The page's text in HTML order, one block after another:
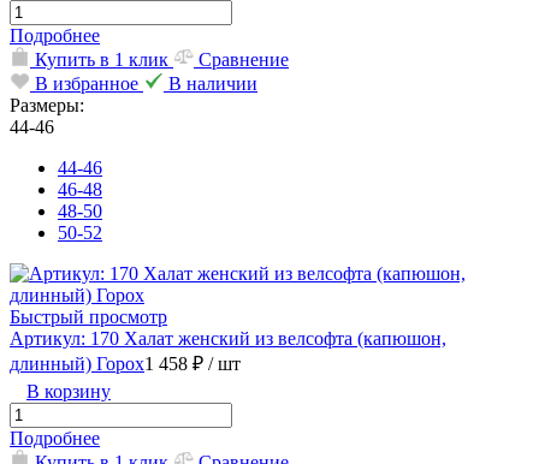
Подробнее
Купить в 1 клик
Сравнение
В избранное
В наличии
Размеры:
44-46
44-46
46-48
48-50
50-52
Быстрый просмотр
Артикул: 170 Халат женский из велсофта (капюшон,
длинный) Горох1 458 ₽ / шт
В корзину
Подробнее